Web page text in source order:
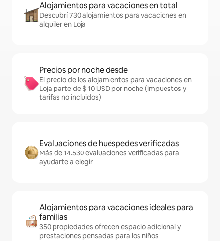
Alojamientos para vacaciones en total
Descubrí 730 alojamientos para vacaciones en
alquiler en Loja
Precios por noche desde
El precio de los alojamientos para vacaciones en
Loja parte de $ 10 USD por noche (impuestos y
tarifas no incluidos)
Evaluaciones de huéspedes verificadas
Más de 14.530 evaluaciones verificadas para
ayudarte a elegir
Alojamientos para vacaciones ideales para
familias
350 propiedades ofrecen espacio adicional y
prestaciones pensadas para los niños